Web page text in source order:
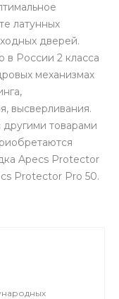
латунных
дверей.
России 2 класса
механизмах
высверливания.
товарами
Apecs Protector
Protector Pro 50.